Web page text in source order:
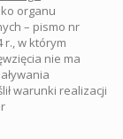
organu
– pismo nr
r., w którym
nie ma
warunki realizacji